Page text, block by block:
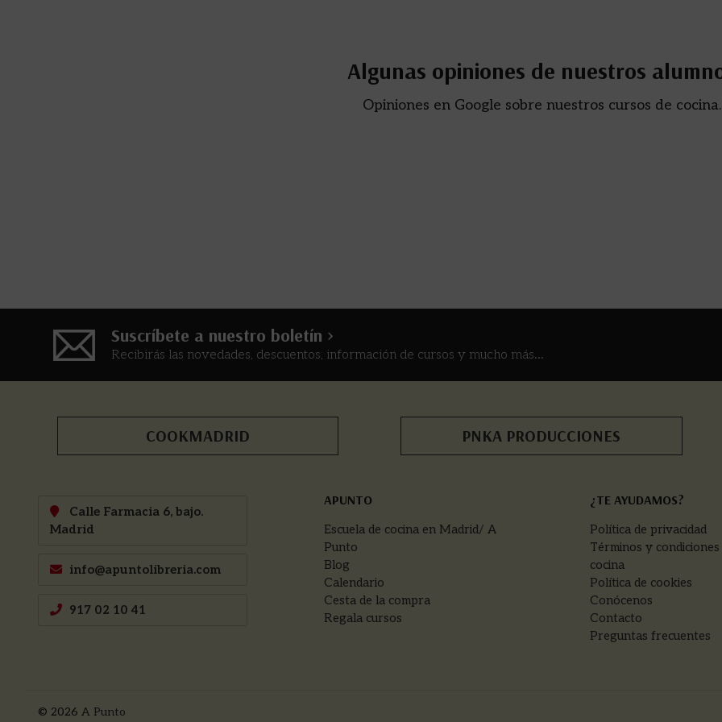
Algunas opiniones de nuestros
Opiniones en Google sobre nuestros cursos de cocina.
Suscríbete a nuestro boletín >
Recibirás las novedades, descuentos, información de cursos y mucho más...
COOKMADRID PNKA PRODUCCIONES
Calle Farmacia 6, bajo.
Madrid
info@apuntolibreria.com
917 02 10 41
APUNTO
Escuela de cocina en Madrid/ A
Punto
Blog
Calendario
Cesta de la compra
Regala cursos
¿TE AYUDAMOS?
Política de privacidad
Términos y
cocina
Política de cookies
Conócenos
Contacto
Preguntas frecuentes
© 2026 A Punto